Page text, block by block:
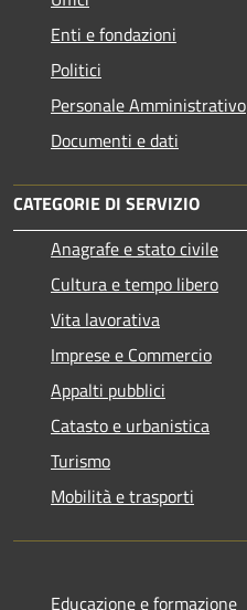
Enti e fondazioni
Politici
Personale Amministrativo
Documenti e dati
CATEGORIE DI SERVIZIO
Anagrafe e stato civile
Cultura e tempo libero
Vita lavorativa
Imprese e Commercio
Appalti pubblici
Catasto e urbanistica
Turismo
Mobilità e trasporti
Educazione e formazione